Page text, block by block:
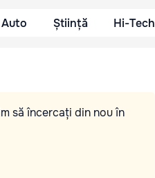
Auto Știință Hi-Tech
să încercați din nou în